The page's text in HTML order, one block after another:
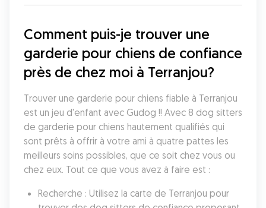
Comment puis-je trouver une
garderie pour chiens de confiance
près de chez moi à Terranjou?
Trouver une garderie pour chiens fiable à Terranjou
est un jeu d'enfant avec Gudog !! Avec 8 dog sitters
de garderie pour chiens hautement qualifiés qui
sont prêts à offrir à votre ami à quatre pattes les
meilleurs soins possibles, que ce soit chez vous ou
chez eux. Tout ce que vous avez à faire est :
Recherche : Utilisez la carte de Terranjou pour